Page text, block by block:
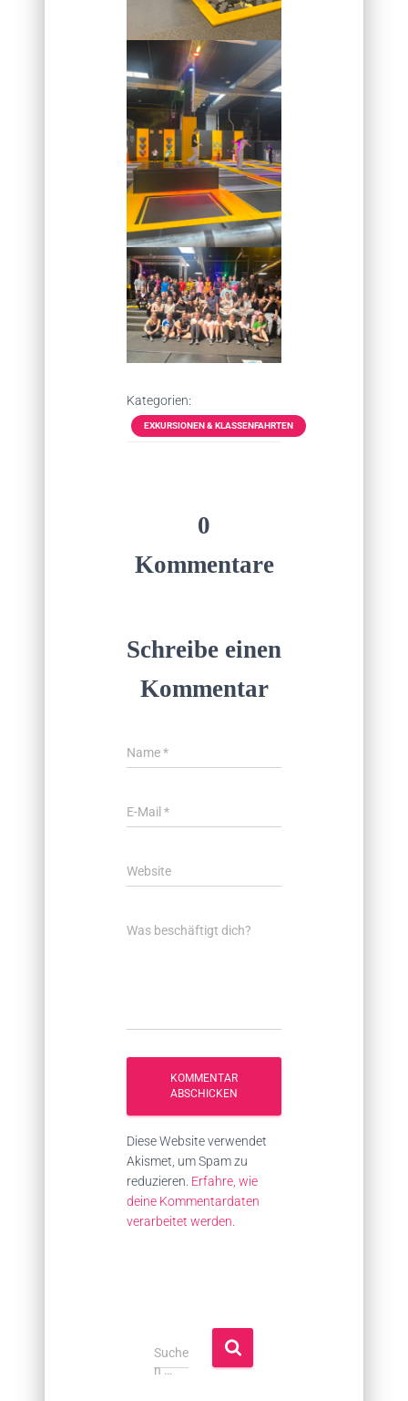
Kategorien:
EXKURSIONEN & KLASSENFAHRTEN
0
Kommentare
Schreibe einen
Kommentar
Name*
E-Mail *
Website
Was beschäftigt dich?
Diese Website verwendet
Akismet, um Spam zu
reduzieren. Erfahre, wie
deine Kommentardaten
verarbeitet werden.
S
u
Suche
n …